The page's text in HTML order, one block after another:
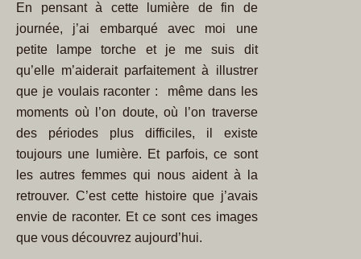
En pensant à cette lumière de fin de
journée, j’ai embarqué avec moi une
petite lampe torche et je me suis dit
qu’elle m’aiderait parfaitement à illustrer
que je voulais raconter : même dans les
moments où l’on doute, où l’on traverse
des périodes plus difficiles, il existe
toujours une lumière. Et parfois, ce sont
les autres femmes qui nous aident à la
retrouver. C’est cette histoire que j’avais
envie de raconter. Et ce sont ces images
que vous découvrez aujourd’hui.